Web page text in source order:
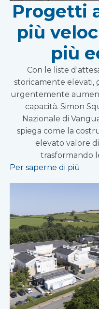
Progetti
più
più
Con le liste
storicamente elevati,
urgentemente
capacità. Simon
Nazionale di
spiega come la
elevato valore
trasformando
Per saperne di più